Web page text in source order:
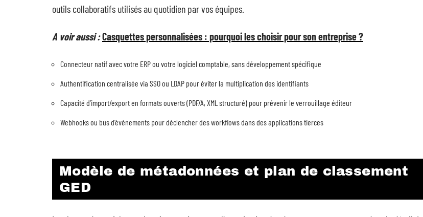
outils collaboratifs utilisés au quotidien par vos équipes.
A voir aussi :Casquettes personnalisées : pourquoi les choisir pour son entreprise ?
Connecteur natif avec votre ERP ou votre logiciel comptable, sans développement spécifique
Authentification centralisée via SSO ou LDAP pour éviter la multiplication des identifiants
Capacité d’import/export en formats ouverts (PDF/A, XML structuré) pour prévenir le verrouillage éditeur
Webhooks ou bus d’événements pour déclencher des workflows dans des applications tierces
Modèle de métadonnées et plan de classement
GED